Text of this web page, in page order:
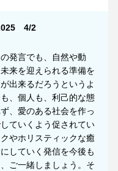
　4/2
発言でも、自然や動
来を迎えられる準備を
出来るだろうというよ
、個人も、利己的な態
、愛のある社会を作っ
ていくよう促されてい
やホリスティックな癒
していく発信を今後も
ご一緒しましょう。そ